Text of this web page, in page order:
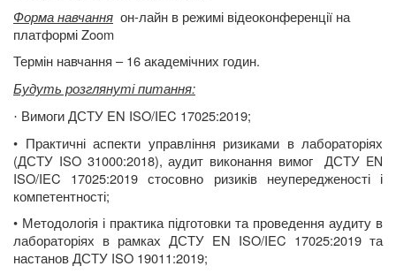
Форма навчання он-лайн в режимі відеоконференції на
платформі Zoom
Термін навчання – 16 академічних годин.
Будуть розглянуті питання:
· Вимоги ДСТУ EN ISO/IEC 17025:2019;
• Практичні аспекти управління ризиками в лабораторіях
(ДСТУ ISO31000:2018), аудит виконання вимог ДСТУ EN
ISO/IEC 17025:2019 стосовно ризиків неупередженості і
компетентності;
• Методологія і практика підготовки та проведення аудиту в
лабораторіях в рамках ДСТУ EN ISO/IEC 17025:2019 та
настанов ДСТУ ISO 19011:2019;